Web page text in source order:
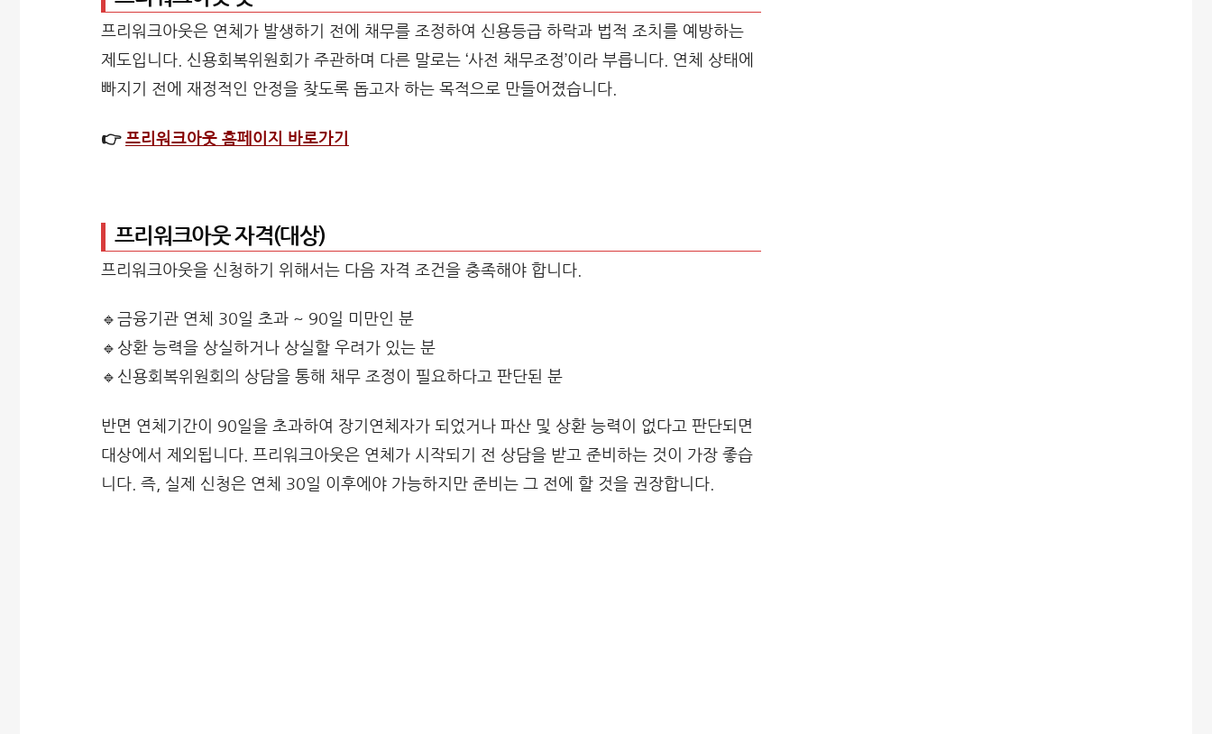
프리워크아웃은 연체가 발생하기 전에 채무를 조정하여 신용등급 하락과 법적 조치를 예방하는
제도입니다. 신용회복위원회가 주관하며 다른 말로는 ‘사전 채무조정’이라 부릅니다. 연체 상태에
빠지기 전에 재정적인 안정을 찾도록 돕고자 하는 목적으로 만들어졌습니다.
👉 프리워크아웃 홈페이지 바로가기
프리워크아웃 자격(대상)
프리워크아웃을 신청하기 위해서는 다음 자격 조건을 충족해야 합니다.
🔹금융기관 연체 30일 초과 ~ 90일 미만인 분
🔹상환 능력을 상실하거나 상실할 우려가 있는 분
🔹신용회복위원회의 상담을 통해 채무 조정이 필요하다고 판단된 분
반면 연체기간이 90일을 초과하여 장기연체자가 되었거나 파산 및 상환 능력이 없다고 판단되면
대상에서 제외됩니다. 프리워크아웃은 연체가 시작되기 전 상담을 받고 준비하는 것이 가장 좋습
니다. 즉, 실제 신청은 연체 30일 이후에야 가능하지만 준비는 그 전에 할 것을 권장합니다.